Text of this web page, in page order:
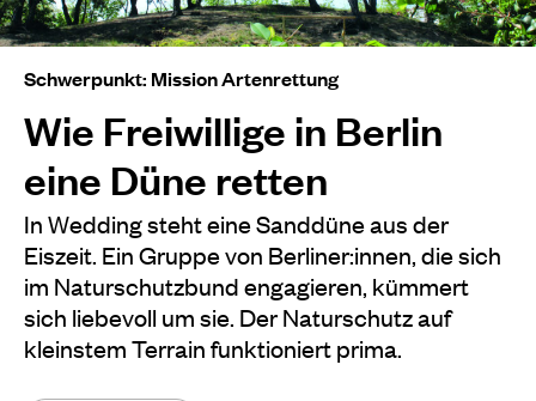
Schwerpunkt: Mission Artenrettung
Wie Freiwillige in Berlin
eine Düne retten
In Wedding steht eine Sanddüne aus der
Eiszeit. Ein Gruppe von Berliner:innen, die sich
im Naturschutzbund engagieren, kümmert
sich liebevoll um sie. Der Naturschutz auf
kleinstem Terrain funktioniert prima.